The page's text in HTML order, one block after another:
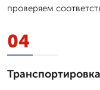
проверяем
04